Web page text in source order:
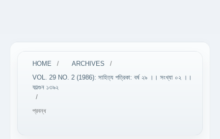
HOME / ARCHIVES
/
VOL. 29 NO. 2 (1986): সাহিত্য পত্রিকা: বর্ষ ২৯ ।। সংখ্যা ০২ ।।
ফাল্গুন ১৩৯২
/
প্রবন্ধ